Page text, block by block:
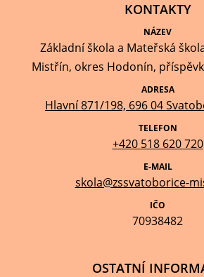
KONTAKTY
NÁZEV
Základní škola a Mateřská
Mistřín, okres Hodonín,
ADRESA
Hlavní 871/198, 696 04
TELEFON
+420 518 620 720
E-MAIL
skola@zssvatoborice-
IČO
70938482
OSTATNÍ